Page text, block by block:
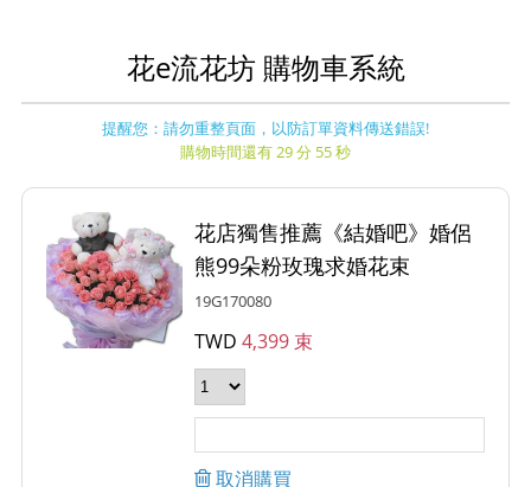
花e流花坊 購物車系統
提醒您：請勿重整頁面，以防訂單資料傳送錯誤!
購物時間還有 29 分 55 秒
花店獨售推薦《結婚吧》婚侶
熊99朵粉玫瑰求婚花束
19G170080
TWD4,399 束
取消購買